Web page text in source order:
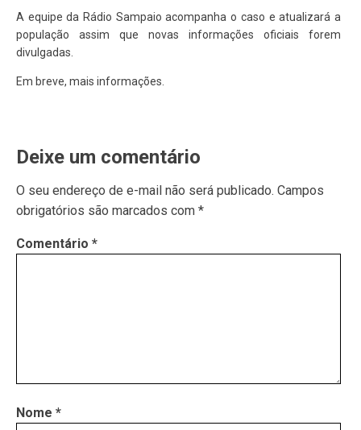
A equipe da Rádio Sampaio acompanha o caso e atualizará a
população assim que novas informações oficiais forem
divulgadas.
Em breve, mais informações.
Deixe um comentário
O seu endereço de e-mail não será publicado. Campos
obrigatórios são marcados com *
Comentário *
Nome *